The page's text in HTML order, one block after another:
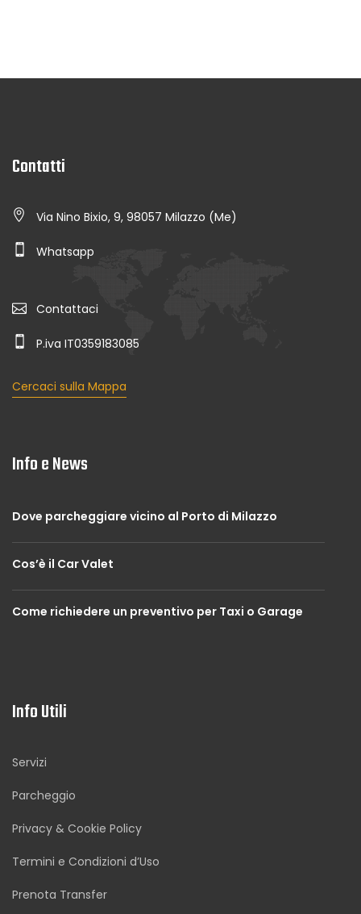
Contatti
Via Nino Bixio, 9, 98057 Milazzo (Me)
Whatsapp
Contattaci
P.iva IT0359183085
Cercaci sulla Mappa
Info e News
Dove parcheggiare vicino al Porto di Milazzo
Cos’è il Car Valet
Come richiedere un preventivo per Taxi o Garage
Info Utili
Servizi
Parcheggio
Privacy & Cookie Policy
Termini e Condizioni d’Uso
Prenota Transfer